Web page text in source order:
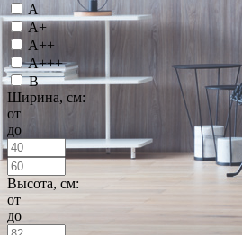
A
A+
A++
A+++
B
Ширина, см:
от
до
Высота, см:
от
до